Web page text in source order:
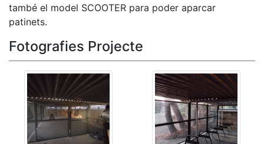
també el model SCOOTER para poder aparcar
patinets.
Fotografies Projecte